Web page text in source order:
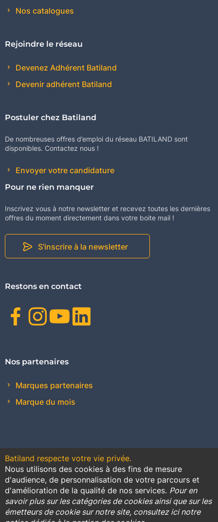
Nos catalogues
Rejoindre le réseau
Devenez Adhérent Batiland
Devenir adhérent Batiland
Postuler chez Batiland
De nombreuses offres d’emploi du réseau BATILAND sont
disponibles. Contactez nous !
Envoyer votre candidature
Pour ne rien manquer
Inscrivez vous à notre newsletter et recevez toutes les dernières
offres du moment directement dans votre boite mail !
S'inscrire à la newsletter
Restons en contact
Facebook
Instagram
Youtube
Nos partenaires
Marques partenaires
Marque du mois
Contact Conditions générales de vente
Promotions
Règlement général sur la protection des données
Batiland respecte votre vie privée.
Nous utilisons des cookies à des fins de mesure
d'audience, de personnalisation de votre parcours et
d'amélioration de la qualité de nos services. Pour en
savoir plus sur les catégories de cookies ainsi que sur les
émetteurs de cookie sur notre site, consultez ici notre